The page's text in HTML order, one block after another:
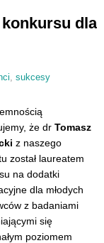
dla
sukcesy
że dr Tomasz
z naszego
został laureatem
na dodatki
dla młodych
z badaniami
się
poziomem